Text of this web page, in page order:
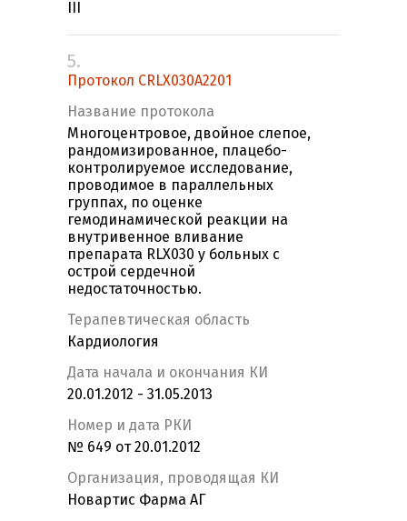
5.
Протокол CRLX030A2201
Название протокола
Многоцентровое, двойное слепое,
рандомизированное, плацебо-
контролируемое исследование,
проводимое в параллельных
группах, по оценке
гемодинамической реакции на
внутривенное вливание
препарата RLX030 у больных с
острой сердечной
недостаточностью.
Терапевтическая область
Кардиология
Дата начала и окончания КИ
20.01.2012 - 31.05.2013
Номер и дата РКИ
№ 649 от 20.01.2012
Организация, проводящая КИ
Новартис Фарма АГ